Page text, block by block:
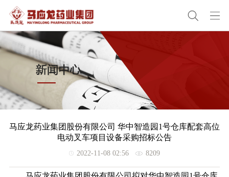
马应龙药业集团股份有限公司 华中智造园1号仓库配套高位
电动叉车项目设备采购招标公告
2022-11-08 02:56 8209